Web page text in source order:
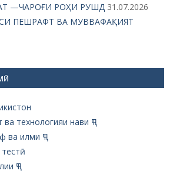
—ЧАРОҒИ РОҲИ РУШД 31.07.2026
ПЕШРАФТ ВА МУВВАФАҚИЯТ
технологияи нави ҶТ
ва илми ҶТ
ҶТ